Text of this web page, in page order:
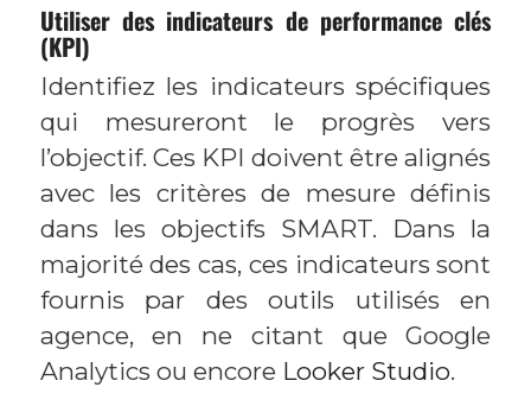
Utiliser des indicateurs de performance clés
(KPI)
Identifiez les indicateurs spécifiques
qui mesureront le progrès vers
l’objectif. Ces KPI doivent être alignés
avec les critères de mesure définis
dans les objectifs SMART. Dans la
majorité des cas, ces indicateurs sont
fournis par des outils utilisés en
agence, en ne citant que Google
Analytics ou encore Looker Studio.